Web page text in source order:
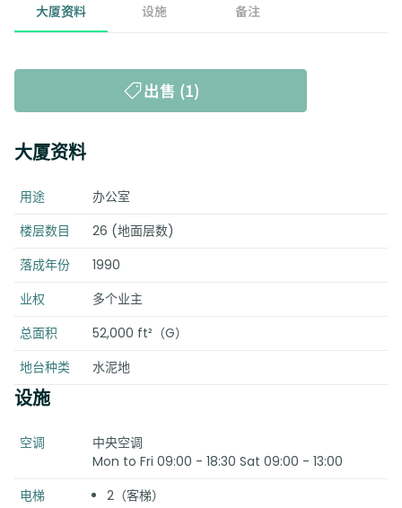
大厦资料 设施 备注
出售 (1)
大厦资料
用途
办公室
楼层数目
26 (地面层数)
落成年份
1990
业权
多个业主
总面积
52,000 ft²（G）
地台种类
水泥地
设施
空调
中央空调
Mon to Fri 09:00 - 18:30 Sat 09:00 - 13:00
电梯
2（客梯）